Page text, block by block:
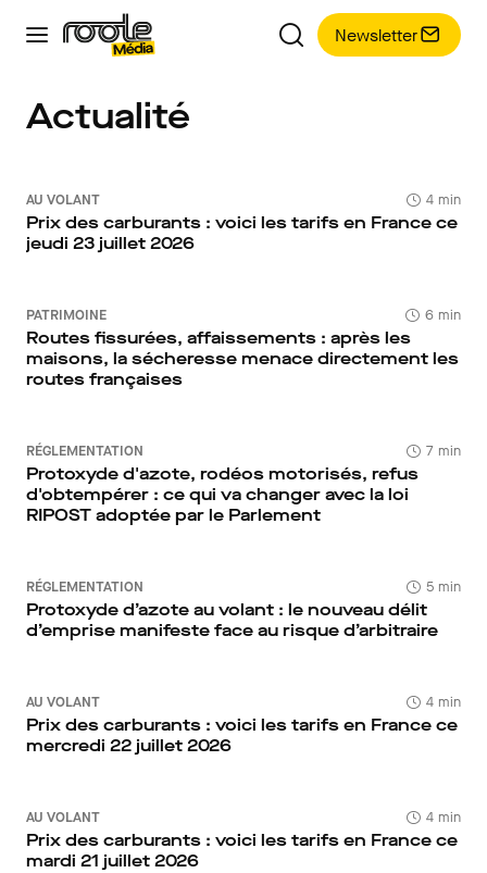
Newsletter
Actualité
AU VOLANT 4 min
Prix des carburants : voici les tarifs en France ce
jeudi 23 juillet 2026
PATRIMOINE 6 min
Routes fissurées, affaissements : après les
maisons, la sécheresse menace directement les
routes françaises
RÉGLEMENTATION 7 min
Protoxyde d'azote, rodéos motorisés, refus
d'obtempérer : ce qui va changer avec la loi
RIPOST adoptée par le Parlement
RÉGLEMENTATION 5 min
Protoxyde d’azote au volant : le nouveau délit
d’emprise manifeste face au risque d’arbitraire
AU VOLANT 4 min
Prix des carburants : voici les tarifs en France ce
mercredi 22 juillet 2026
AU VOLANT 4 min
Prix des carburants : voici les tarifs en France ce
mardi 21 juillet 2026